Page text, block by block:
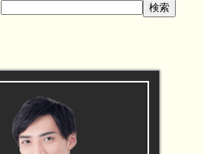
検索